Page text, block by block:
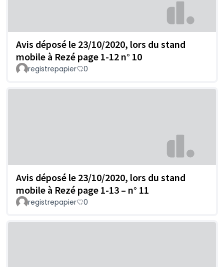
Avis déposé le 23/10/2020, lors du stand
mobile à Rezé page 1-12 n° 10
registrepapier 0
Avis déposé le 23/10/2020, lors du stand
mobile à Rezé page 1-13 – n° 11
registrepapier 0